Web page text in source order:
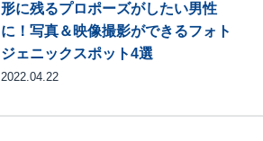
形に残るプロポーズがしたい男性
に！写真＆映像撮影ができるフォト
ジェニックスポット4選
2022.04.22